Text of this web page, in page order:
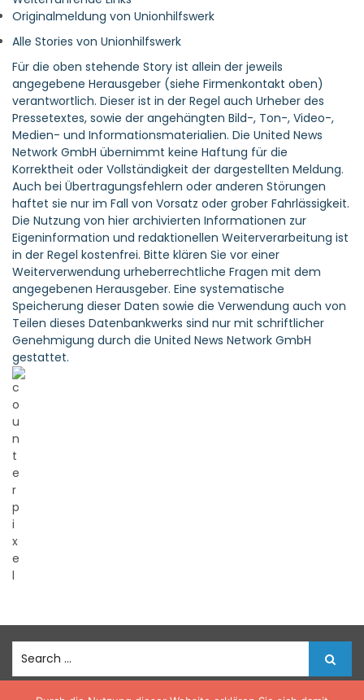
Originalmeldung von Unionhilfswerk
Alle Stories von Unionhilfswerk
Für die oben stehende Story ist allein der jeweils
angegebene Herausgeber (siehe Firmenkontakt oben)
verantwortlich. Dieser ist in der Regel auch Urheber des
Pressetextes, sowie der angehängten Bild-, Ton-, Video-,
Medien- und Informationsmaterialien. Die United News
Network GmbH übernimmt keine Haftung für die
Korrektheit oder Vollständigkeit der dargestellten Meldung.
Auch bei Übertragungsfehlern oder anderen Störungen
haftet sie nur im Fall von Vorsatz oder grober Fahrlässigkeit.
Die Nutzung von hier archivierten Informationen zur
Eigeninformation und redaktionellen Weiterverarbeitung ist
in der Regel kostenfrei. Bitte klären Sie vor einer
Weiterverwendung urheberrechtliche Fragen mit dem
angegebenen Herausgeber. Eine systematische
Speicherung dieser Daten sowie die Verwendung auch von
Teilen dieses Datenbankwerks sind nur mit schriftlicher
Genehmigung durch die United News Network GmbH
gestattet.
a